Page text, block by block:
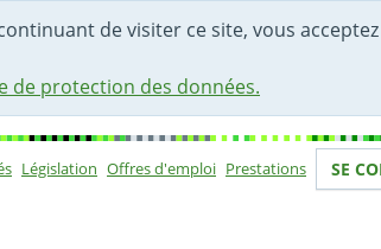
de visiter ce site, vous
de protection des données.
Législation Offres d'emploi Prestations SE